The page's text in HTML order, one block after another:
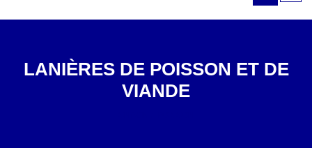
LANIÈRES DE POISSON ET DE
VIANDE